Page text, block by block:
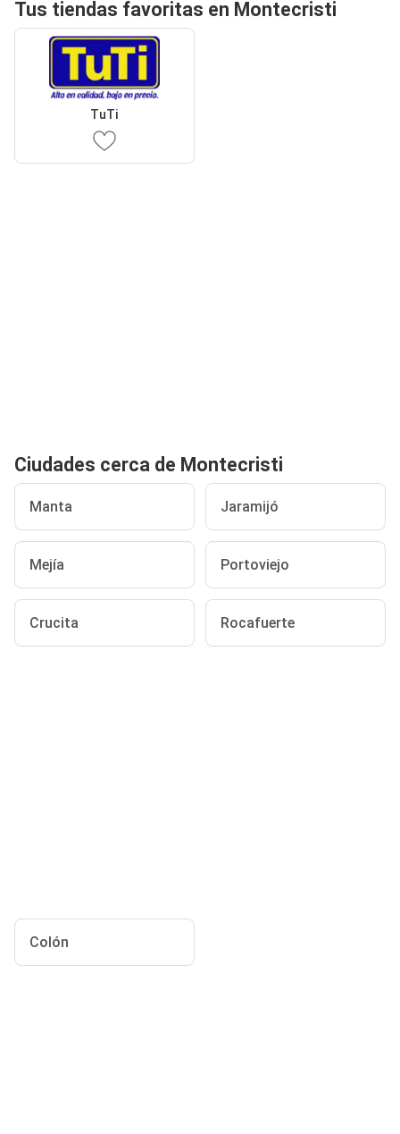
Tus tiendas favoritas en Montecristi
TuTi
Ciudades cerca de Montecristi
Manta Jaramijó
Mejía Portoviejo
Crucita Rocafuerte
Colón